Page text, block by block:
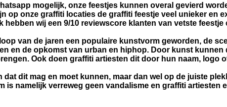
mogelijk, onze feestjes kunnen overal gevierd
op onze graffiti locaties de graffiti feestje veel unieker en
hebben wij een 9/10 reviewscore klanten van vetste feestje
van de jaren een populaire kunstvorm geworden, de
en de opkomst van urban en hiphop. Door kunst
Ook doen graffiti artiesten dit door hun naam, logo
dat dit mag en moet kunnen, maar dan wel op de juiste
is namelijk verreweg geen vandalisme en graffiti artiesten